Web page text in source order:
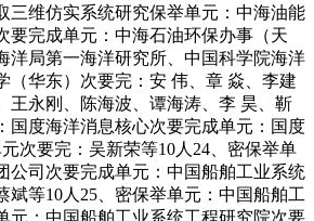
三维仿实系统研究保举单元：中海油能
要完成单元：中海石油环保办事（天
洋局第一海洋研究所、中国科学院海洋
（华东）次要完：安 伟、章 焱、李建
王永刚、陈海波、谭海涛、李 昊、靳
国度海洋消息核心次要完成单元：国度
次要完：吴新荣等10人24、密保举单
公司次要完成单元：中国船舶工业系统
斌等10人25、密保举单元：中国船舶工
元：中国船舶工业系统工程研究院次要